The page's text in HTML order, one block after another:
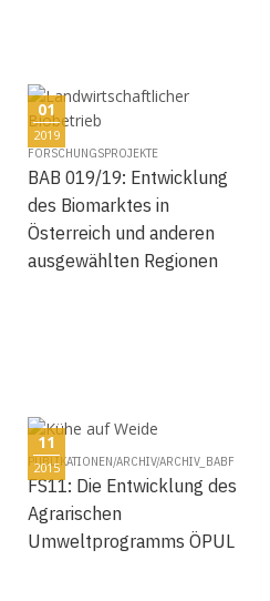
01
2019
FORSCHUNGSPROJEKTE
BAB 019/19: Entwicklung
des Biomarktes in
Österreich und anderen
ausgewählten Regionen
11
2015
PUBLIKATIONEN/ARCHIV/ARCHIV_BABF
FS11: Die Entwicklung des
Agrarischen
Umweltprogramms ÖPUL